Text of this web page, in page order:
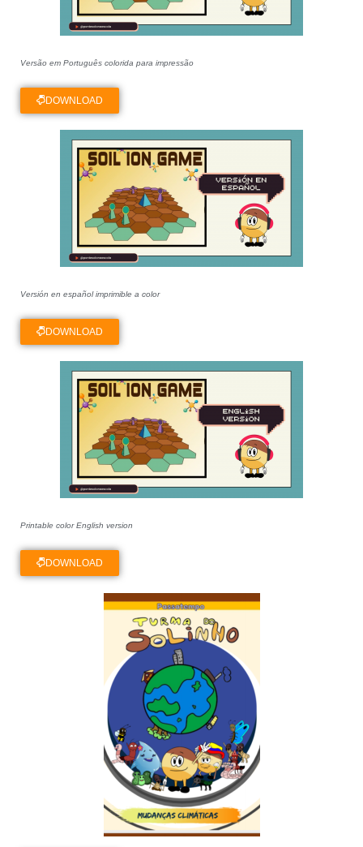
Material didático
Videoaulas
Eventos
Publicações
Hortas nas Escolas
Versão em Português colorida para impressão
DOWNLOAD
Versión en español imprimible a color
DOWNLOAD
Printable color English version
DOWNLOAD